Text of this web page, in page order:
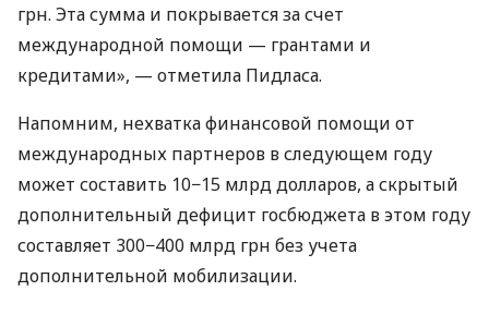
грн. Эта сумма и покрывается за счет
международной помощи — грантами и
кредитами», — отметила Пидласа.
Напомним, нехватка финансовой помощи от
международных партнеров в следующем году
может составить 10−15 млрд долларов, а скрытый
дополнительный дефицит госбюджета в этом году
составляет 300−400 млрд грн без учета
дополнительной мобилизации.